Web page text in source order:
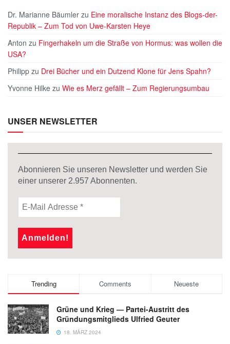
Dr. Marianne Bäumler zu Eine moralische Instanz des Blogs-der-
Republik – Zum Tod von Uwe-Karsten Heye
Anton zu Fingerhakeln um die Straße von Hormus: was wollen die
USA?
Philipp zu Drei Bücher und ein Dutzend Klone für Jens Spahn?
Yvonne Hilke zu Wie es Merz gefällt – Zum Regierungsumbau
UNSER NEWSLETTER
Abonnieren Sie unseren Newsletter und werden Sie
einer unserer 2.957 Abonnenten.
Trending Comments Neueste
Grüne und Krieg — Partei-Austritt des
Gründungsmitglieds Ulfried Geuter
18. MÄRZ 2024